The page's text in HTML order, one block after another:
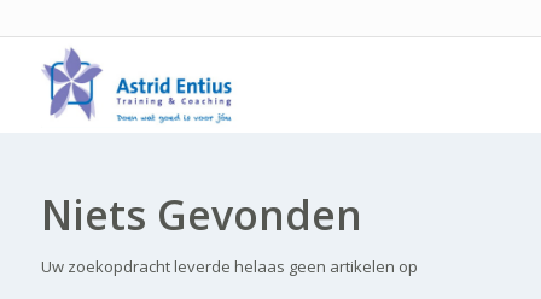
Niets Gevonden
Uw zoekopdracht leverde helaas geen artikelen op